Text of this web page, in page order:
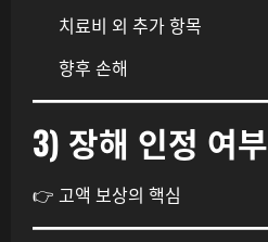
치료비 외 추가 항목
향후 손해
3) 장해 인정 여부
👉 고액 보상의 핵심